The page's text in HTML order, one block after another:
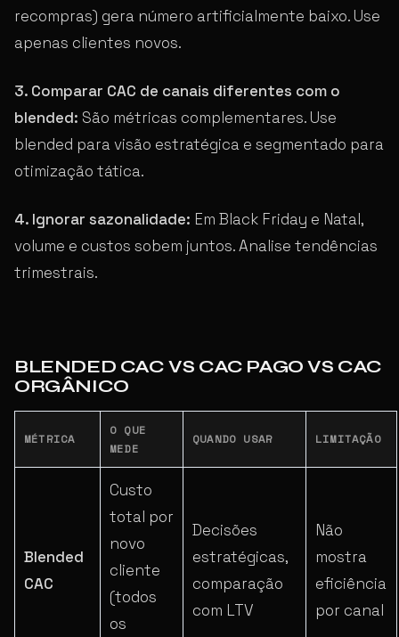
recompras) gera número artificialmente baixo. Use
apenas clientes novos.
3. Comparar CAC de canais diferentes com o
blended: São métricas complementares. Use
blended para visão estratégica e segmentado para
otimização tática.
4. Ignorar sazonalidade: Em Black Friday e Natal,
volume e custos sobem juntos. Analise tendências
trimestrais.
BLENDED CAC VS CAC PAGO VS CAC
ORGÂNICO
MÉTRICA
O QUE
MEDE
QUANDO USAR LIMITAÇÃO
Blended
CAC
Custo
total por
novo
cliente
(todos
os
Decisões
estratégicas,
comparação
com LTV
Não
mostra
eficiência
por canal